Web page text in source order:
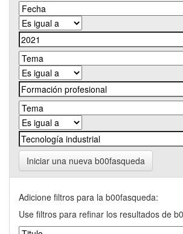
Iniciar una nueva b00fasqueda
Adicione filtros para la b00fasqueda:
Use filtros para refinar los resultados de